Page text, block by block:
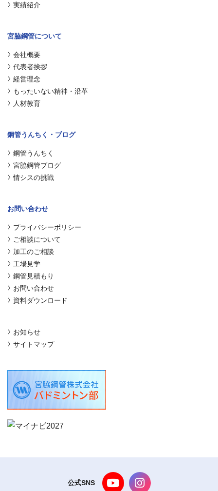
実績紹介
宮脇鋼管について
会社概要
代表者挨拶
経営理念
もったいない精神・沿革
人材教育
鋼管うんちく・ブログ
鋼管うんちく
宮脇鋼管ブログ
情シスの挑戦
お問い合わせ
プライバシーポリシー
ご相談について
加工のご相談
工場見学
鋼管見積もり
お問い合わせ
資料ダウンロード
お知らせ
サイトマップ
公式SNS